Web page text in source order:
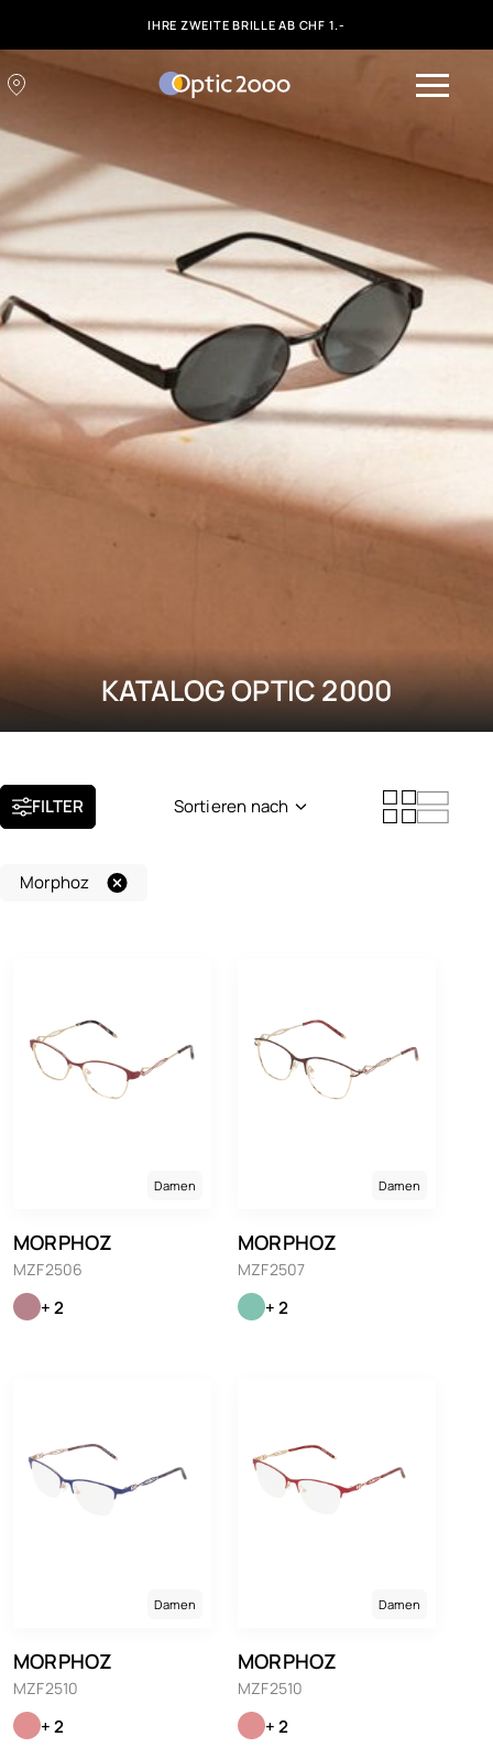
IHRE ZWEITE BRILLE AB CHF 1.-
KATALOG OPTIC 2000
FILTER Sortieren nach
Morphoz
Damen
MORPHOZ
MZF2506
+ 2
Damen
MORPHOZ
MZF2507
+ 2
Damen
MORPHOZ
MZF2510
+ 2
Damen
MORPHOZ
MZF2510
+ 2